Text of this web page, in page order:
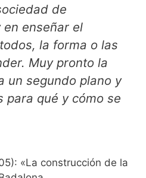
de
enseñar el
la forma o las
Muy pronto la
un segundo plano y
para qué y cómo se
«La construcción de la